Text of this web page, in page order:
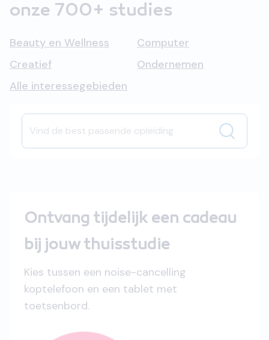
onze 700+ studies
Beauty en Wellness
Computer
Creatief
Ondernemen
Alle interessegebieden
Ontvang tijdelijk een cadeau
bij jouw thuisstudie
Kies tussen een noise-cancelling
koptelefoon en een tablet met
toetsenbord.